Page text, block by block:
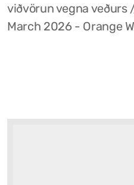
viðvörun vegna veðurs
March 2026 - Orange